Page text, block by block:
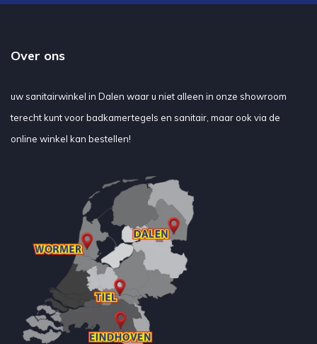
Over ons
uw sanitairwinkel in Dalen waar u niet alleen in onze showroom
terecht kunt voor badkamertegels en sanitair, maar ook via de
online winkel kan bestellen!